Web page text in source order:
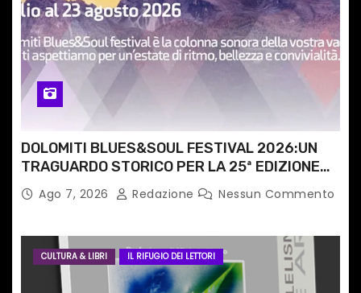
c
o
l
DOLOMITI BLUES&SOUL FESTIVAL 2026:UN
TRAGUARDO STORICO PER LA 25ª EDIZIONE
TRA LE CIME PATRIMONIO UNESCO
Ago 7, 2026 Redazione Nessun Commento
CULTURA & LIBRI IL RIFUGIO DEI LETTORI